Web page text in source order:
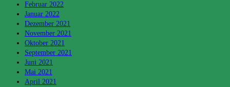
Februar 2022
Januar 2022
Dezember 2021
November 2021
Oktober 2021
September 2021
Juni 2021
Mai 2021
April 2021